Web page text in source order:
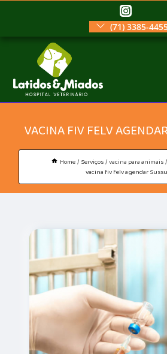
(71) 3385-
VACINA FIV FELV
Home Serviços vacina para animais
vacina fiv felv agendar